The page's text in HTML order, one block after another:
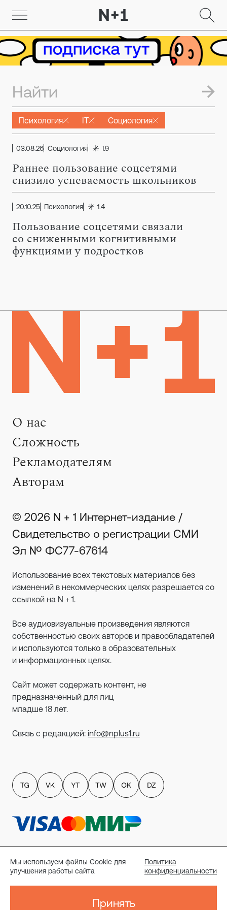
Психология IT Социология
03.08.26 Социология 1.9
Раннее пользование соцсетями
снизило успеваемость школьников
20.10.25 Психология 1.4
Пользование соцсетями связали
со сниженными когнитивными
функциями у подростков
Мы используем файлы Cookie для
улучшения работы сайта
Политика
конфиденциальности
Принять
О нас
Сложность
Рекламодателям
Авторам
© 2026 N + 1 Интернет-издание /
Свидетельство о регистрации СМИ
Эл № ФС77-67614
Использование всех текстовых материалов без
изменений в некоммерческих целях разрешается со
ссылкой на N + 1.
Все аудиовизуальные произведения являются
собственностью своих авторов и правообладателей
и используются только в образовательных
и информационных целях.
Сайт может содержать контент, не
предназначенный для лиц
младше 18 лет.
Связь с редакцией: info@nplus1.ru
пользователей сайта
Публичный договор-оферта
Согласие на рассылку